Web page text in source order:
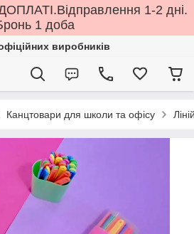
1-2 дні.
1 доба
виробників
Канцтовари для школи та офісу